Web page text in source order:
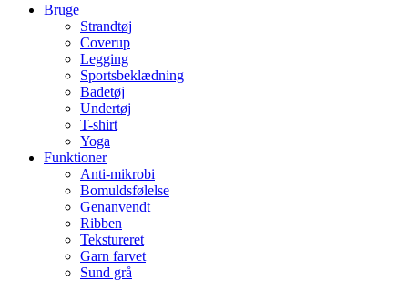
Bruge
Strandtøj
Coverup
Legging
Sportsbeklædning
Badetøj
Undertøj
T-shirt
Yoga
Funktioner
Anti-mikrobi
Bomuldsfølelse
Genanvendt
Ribben
Tekstureret
Garn farvet
Sund grå